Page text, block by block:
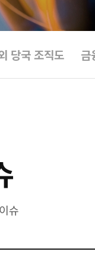
당국 조직도 금
슈